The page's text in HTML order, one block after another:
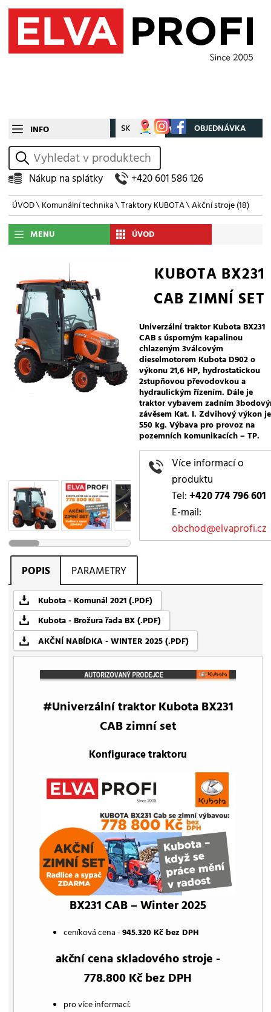
INFO CZ SK Můj účet OBJEDNÁVKA
vyhledat
Nákup na splátky +420 601 586 126
ÚVOD\Komunální technika\Traktory KUBOTA\Akční stroje(18)
MENU ÚVOD
KUBOTA BX231
CAB ZIMNÍ SET
Univerzální traktor Kubota BX231
CAB s úsporným kapalinou
chlazeným 3válcovým
dieselmotorem Kubota D902 o
výkonu 21,6 HP, hydrostatickou
2stupňovou převodovkou a
hydraulickým řízením. Dále je
traktor vybavem zadním
závěsem Kat. I. Zdvihový výkon je
550 kg. Výbava pro provoz na
pozemních komunikacích – TP.
Více informací o
produktu
Tel:+420 774 796 601
E-mail:
obchod@elvaprofi.cz
POPIS PARAMETRY
Kubota - Komunál 2021 (.PDF)
Kubota - Brožura řada BX (.PDF)
AKČNÍ NABÍDKA - WINTER 2025 (.PDF)
#Univerzální traktor Kubota BX231
CAB zimní set
Konfigurace traktoru
BX231 CAB – Winter 2025
ceníková cena -945.320 Kč bez DPH
akční cena skladového stroje -
778.800 Kč bez DPH
pro více informací: